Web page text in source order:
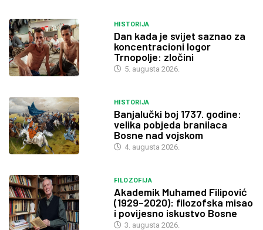
HISTORIJA
Dan kada je svijet saznao za
koncentracioni logor
Trnopolje: zločini
5. augusta 2026.
HISTORIJA
Banjalučki boj 1737. godine:
velika pobjeda branilaca
Bosne nad vojskom
4. augusta 2026.
FILOZOFIJA
Akademik Muhamed Filipović
(1929–2020): filozofska misao
i povijesno iskustvo Bosne
3. augusta 2026.